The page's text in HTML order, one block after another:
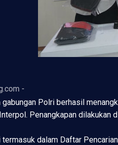
-
Polri berhasil
Penangkapan dilakukan
termasuk dalam Daftar